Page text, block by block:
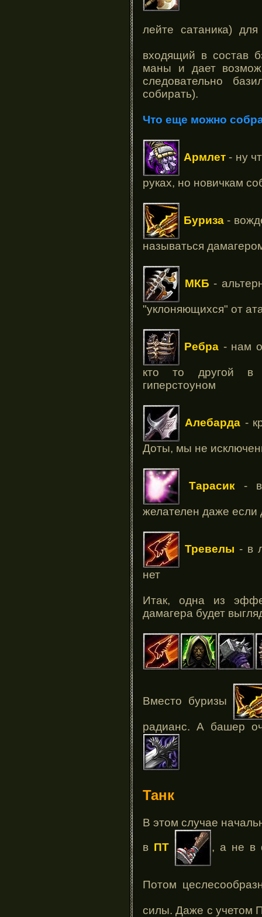
лейте сатаника)
входящий в состав
маны и дает
следовательно
собирать).
Что еще можно
Армлет- ну
руках, но новичкам
Буриза-
называться
МКБ -
"уклоняющихся" от
Ребра - нам
кто то другой в
гиперстоуном
Алебарда-
Доты, мы не
Тарасик- в
желателен даже если
Тревелы - в
нет
Итак, одна из
дамагера будет
Вместо буризы
радианс. А башер
Танк
В этом случае
в ПТ , а не в
Потом
силы. Даже с учетом